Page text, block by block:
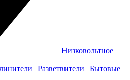
Низковольтное
| Разветвители | Бытовые